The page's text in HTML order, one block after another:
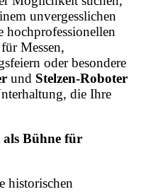
unvergesslichen
hochprofessionellen
Messen,
oder besondere
und Stelzen-Roboter
die Ihre
Bühne für
historischen